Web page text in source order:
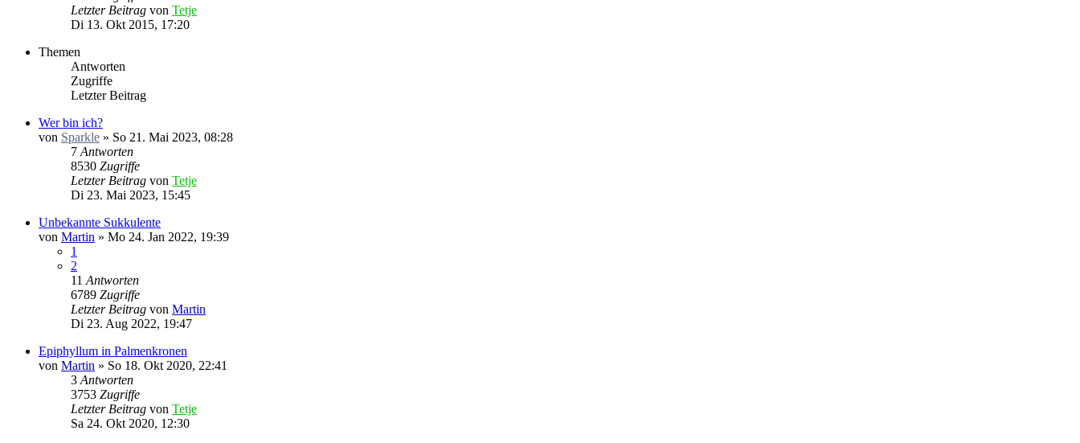
Letzter Beitrag von Tetje
Di 13. Okt 2015, 17:20
Themen
Antworten
Zugriffe
Letzter Beitrag
Wer bin ich?
von Sparkle » So 21. Mai 2023, 08:28
7 Antworten
8530 Zugriffe
Letzter Beitrag von Tetje
Di 23. Mai 2023, 15:45
Unbekannte Sukkulente
von Martin » Mo 24. Jan 2022, 19:39
1
2
11 Antworten
6789 Zugriffe
Letzter Beitrag von Martin
Di 23. Aug 2022, 19:47
Epiphyllum in Palmenkronen
von Martin » So 18. Okt 2020, 22:41
3 Antworten
3753 Zugriffe
Letzter Beitrag von Tetje
Sa 24. Okt 2020, 12:30